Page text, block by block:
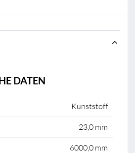
DATEN
Kunststoff
23,0 mm
6000,0 mm